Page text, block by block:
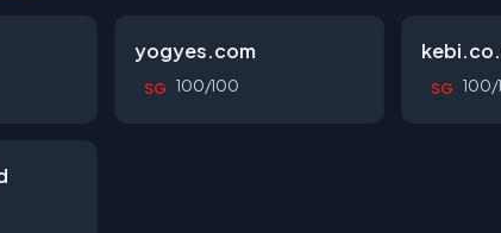
yogyes.com
SG 100/100 SG 100/